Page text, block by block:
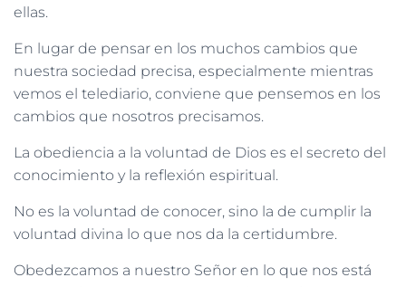
ellas.
En lugar de pensar en los muchos cambios que
nuestra sociedad precisa, especialmente mientras
vemos el telediario, conviene que pensemos en los
cambios que nosotros precisamos.
La obediencia a la voluntad de Dios es el secreto del
conocimiento y la reflexión espiritual.
No es la voluntad de conocer, sino la de cumplir la
voluntad divina lo que nos da la certidumbre.
Obedezcamos a nuestro Señor en lo que nos está